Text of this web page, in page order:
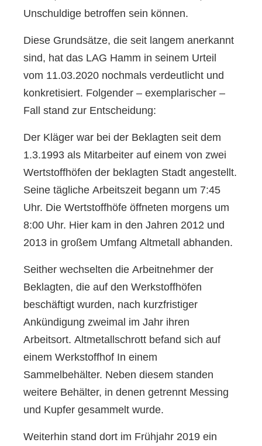
Unschuldige betroffen sein können.
Diese Grundsätze, die seit langem anerkannt
sind, hat das LAG Hamm in seinem Urteil
vom 11.03.2020 nochmals verdeutlicht und
konkretisiert. Folgender – exemplarischer –
Fall stand zur Entscheidung:
Der Kläger war bei der Beklagten seit dem
1.3.1993 als Mitarbeiter auf einem von zwei
Wertstoffhöfen der beklagten Stadt angestellt.
Seine tägliche Arbeitszeit begann um 7:45
Uhr. Die Wertstoffhöfe öffneten morgens um
8:00 Uhr. Hier kam in den Jahren 2012 und
2013 in großem Umfang Altmetall abhanden.
Seither wechselten die Arbeitnehmer der
Beklagten, die auf den Werkstoffhöfen
beschäftigt wurden, nach kurzfristiger
Ankündigung zweimal im Jahr ihren
Arbeitsort. Altmetallschrott befand sich auf
einem Werkstoffhof In einem
Sammelbehälter. Neben diesem standen
weitere Behälter, in denen getrennt Messing
und Kupfer gesammelt wurde.
Weiterhin stand dort im Frühjahr 2019 ein